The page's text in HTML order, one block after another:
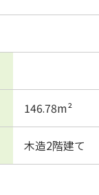
146.78m²
木造2階建て